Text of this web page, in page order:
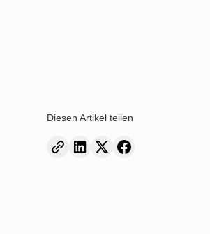
Diesen Artikel teilen